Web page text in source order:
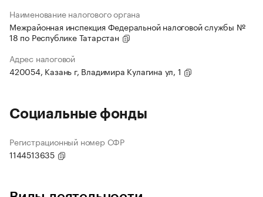
Наименование налогового органа
Межрайонная инспекция Федеральной налоговой службы №
18 по Республике Татарстан
Адрес налоговой
420054, Казань г, Владимира Кулагина ул, 1
Социальные фонды
Регистрационный номер СФР
1144513635